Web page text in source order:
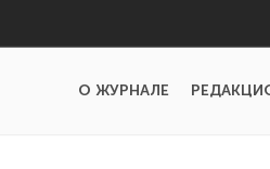
О ЖУРНАЛЕ